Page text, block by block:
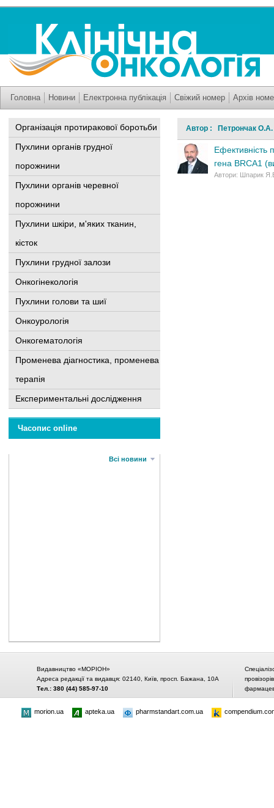
Головна Новини Електронна публікація Свіжий номер Архів
Організація протиракової боротьби
Пухлини органів грудної
порожнини
Пухлини органів черевної
порожнини
Пухлини шкіри, м'яких тканин,
кісток
Пухлини грудної залози
Онкогінекологія
Пухлини голови та шиї
Онкоурологія
Онкогематологія
Променева діагностика, променева
терапія
Експериментальні дослідження
Часопис online
Всі новини
Автор : Петрончак О.А.
Ефективність
гена BRCA1
Автори: Шпарик
Видавництво «МОРІОН»
Адреса редакції та видавця: 02140, Київ, просп. Бажана, 10А
Тел.: 380 (44) 585-97-10
morion.ua apteka.ua pharmstandart.com.ua